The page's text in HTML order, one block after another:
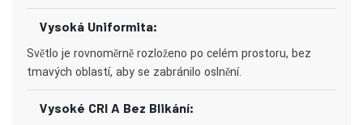
Vysoká Uniformita:
Světlo je rovnoměrně rozloženo po celém prostoru, bez
tmavých oblastí, aby se zabránilo oslnění.
Vysoké CRI A Bez Blikání: